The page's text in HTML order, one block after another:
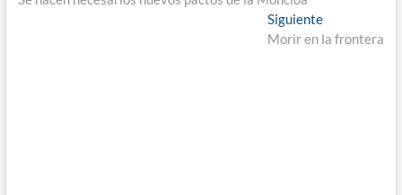
de
SiguienteEntrada
siguiente:
Morir en la frontera